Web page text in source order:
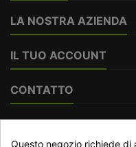
LA NOSTRA AZIENDA
IL TUO ACCOUNT
CONTATTO
Questo negozio richiede